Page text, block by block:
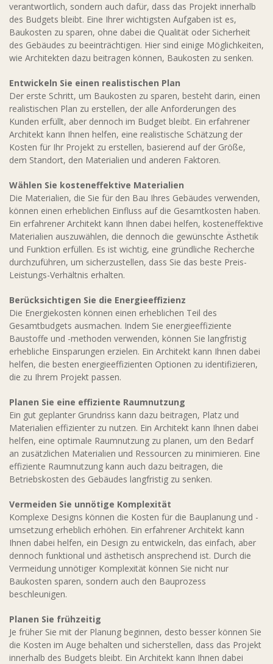
verantwortlich, sondern auch dafür, dass das Projekt innerhalb
des Budgets bleibt. Eine Ihrer wichtigsten Aufgaben ist es,
Baukosten zu sparen, ohne dabei die Qualität oder Sicherheit
des Gebäudes zu beeinträchtigen. Hier sind einige Möglichkeiten,
wie Architekten dazu beitragen können, Baukosten zu senken.
Entwickeln Sie einen realistischen Plan
Der erste Schritt, um Baukosten zu sparen, besteht darin, einen
realistischen Plan zu erstellen, der alle Anforderungen des
Kunden erfüllt, aber dennoch im Budget bleibt. Ein erfahrener
Architekt kann Ihnen helfen, eine realistische Schätzung der
Kosten für Ihr Projekt zu erstellen, basierend auf der Größe,
dem Standort, den Materialien und anderen Faktoren.
Wählen Sie kosteneffektive Materialien
Die Materialien, die Sie für den Bau Ihres Gebäudes verwenden,
können einen erheblichen Einfluss auf die Gesamtkosten haben.
Ein erfahrener Architekt kann Ihnen dabei helfen, kosteneffektive
Materialien auszuwählen, die dennoch die gewünschte Ästhetik
und Funktion erfüllen. Es ist wichtig, eine gründliche Recherche
durchzuführen, um sicherzustellen, dass Sie das beste Preis-
Leistungs-Verhältnis erhalten.
Berücksichtigen Sie die Energieeffizienz
Die Energiekosten können einen erheblichen Teil des
Gesamtbudgets ausmachen. Indem Sie energieeffiziente
Baustoffe und -methoden verwenden, können Sie langfristig
erhebliche Einsparungen erzielen. Ein Architekt kann Ihnen dabei
helfen, die besten energieeffizienten Optionen zu identifizieren,
die zu Ihrem Projekt passen.
Planen Sie eine effiziente Raumnutzung
Ein gut geplanter Grundriss kann dazu beitragen, Platz und
Materialien effizienter zu nutzen. Ein Architekt kann Ihnen dabei
helfen, eine optimale Raumnutzung zu planen, um den Bedarf
an zusätzlichen Materialien und Ressourcen zu minimieren. Eine
effiziente Raumnutzung kann auch dazu beitragen, die
Betriebskosten des Gebäudes langfristig zu senken.
Vermeiden Sie unnötige Komplexität
Komplexe Designs können die Kosten für die Bauplanung und -
umsetzung erheblich erhöhen. Ein erfahrener Architekt kann
Ihnen dabei helfen, ein Design zu entwickeln, das einfach, aber
dennoch funktional und ästhetisch ansprechend ist. Durch die
Vermeidung unnötiger Komplexität können Sie nicht nur
Baukosten sparen, sondern auch den Bauprozess
beschleunigen.
Planen Sie frühzeitig
Je früher Sie mit der Planung beginnen, desto besser können Sie
die Kosten im Auge behalten und sicherstellen, dass das Projekt
innerhalb des Budgets bleibt. Ein Architekt kann Ihnen dabei